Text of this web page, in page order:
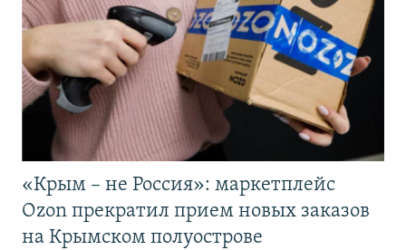
«Крым – не Россия»: маркетплейс
Ozon прекратил прием новых заказов
на Крымском полуострове